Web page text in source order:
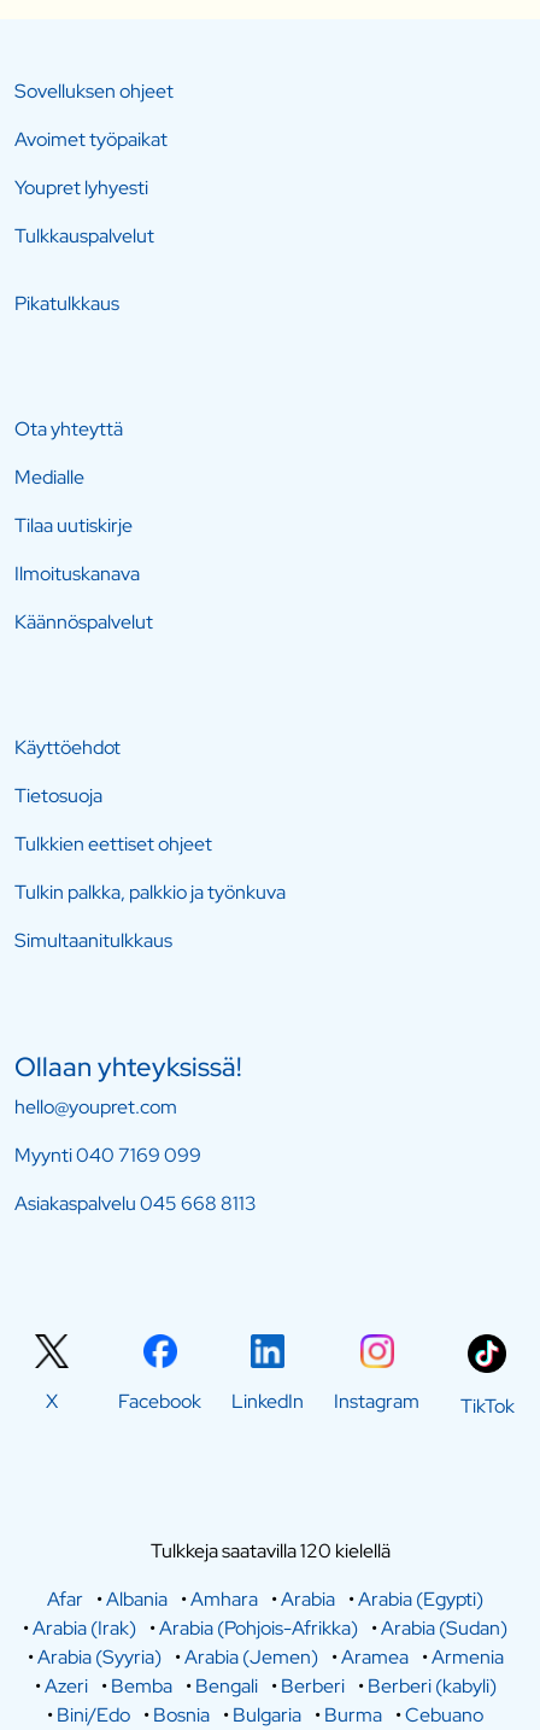
Sovelluksen ohjeet
Avoimet työpaikat
Youpret lyhyesti
Tulkkauspalvelut
Pikatulkkaus
Ota yhteyttä
Medialle
Tilaa uutiskirje
Ilmoituskanava
Käännöspalvelut
Käyttöehdot
Tietosuoja
Tulkkien eettiset ohjeet
Tulkin palkka, palkkio ja työnkuva
Simultaanitulkkaus
Ollaan yhteyksissä!
hello@youpret.com
Myynti040 7169 099
Asiakaspalvelu045 668 8113
X Facebook LinkedIn Instagram TikTok
Tulkkeja saatavilla 120 kielellä
Afar •Albania •Amhara •Arabia •Arabia (Egypti)
•Arabia (Irak) •Arabia (Pohjois-Afrikka) •Arabia (Sudan)
•Arabia (Syyria) •Arabia (Jemen) •Aramea •Armenia
•Azeri •Bemba •Bengali •Berberi •Berberi (kabyli)
•Bini/Edo •Bosnia •Bulgaria •Burma •Cebuano